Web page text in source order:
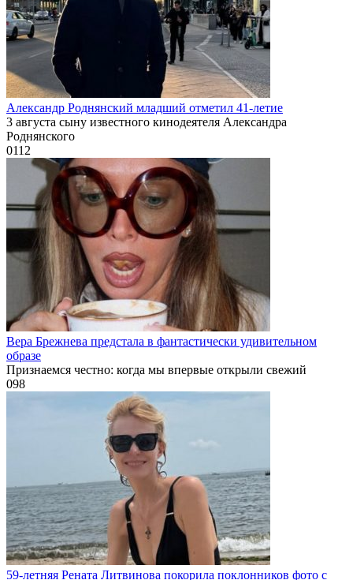
Александр Роднянский младший отметил 41-летие
3 августа сыну известного кинодеятеля Александра
Роднянского
0112
Вера Брежнева предстала в фантастически удивительном
образе
Признаемся честно: когда мы впервые открыли свежий
098
59-летняя Рената Литвинова покорила поклонников фото с